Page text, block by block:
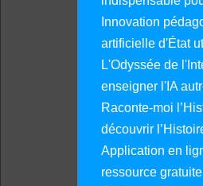
Innovation
artificielle d'État
L'Odyssée de
enseigner l'IA
Raconte-moi
découvrir
Application en
ressource